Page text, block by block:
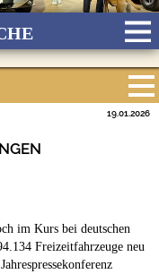
19.01.2026
im Kurs bei deutschen
Freizeitfahrzeuge neu